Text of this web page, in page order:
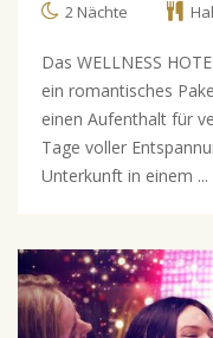
2 Nächte
Das WELLNESS
ein romantisches
einen Aufenthalt für
Tage voller
Unterkunft in einem ...